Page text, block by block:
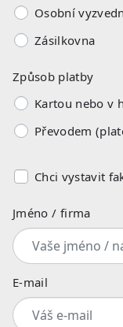
Osobní
Zásilkovna
Způsob platby
Kartou nebo v
Převodem
Chci vystavit
Jméno / firma
E-mail